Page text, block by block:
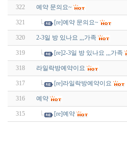
322 예약 문의요~
321 [re]예약 문의요~
320 2-3일 방 있나요 ,,,가족
319 [re]2-3일 방 있나요 ,,,가족
318 라일락방예약이요
317 [re]라일락방예약이요
316 예약
315 [re]예약